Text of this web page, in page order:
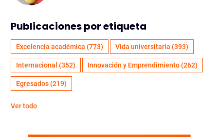
Publicaciones por etiqueta
Excelencia académica (773) Vida universitaria (393)
Internacional (352) Innovación y Emprendimiento (262)
Egresados (219)
Ver todo